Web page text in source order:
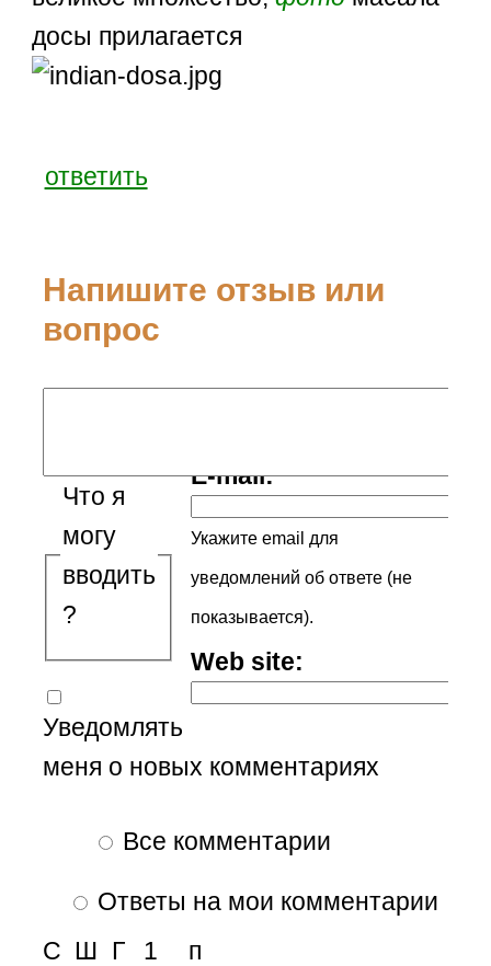
досы прилагается
ответить
Напишите отзыв или
вопрос
E-mail:
Укажите email для
уведомлений об ответе (не
показывается).
Web site:
Что я
могу
вводить
?
Уведомлять
меня о новых комментариях
Все комментарии
Ответы на мои комментарии
С
Г
Ш 1 п